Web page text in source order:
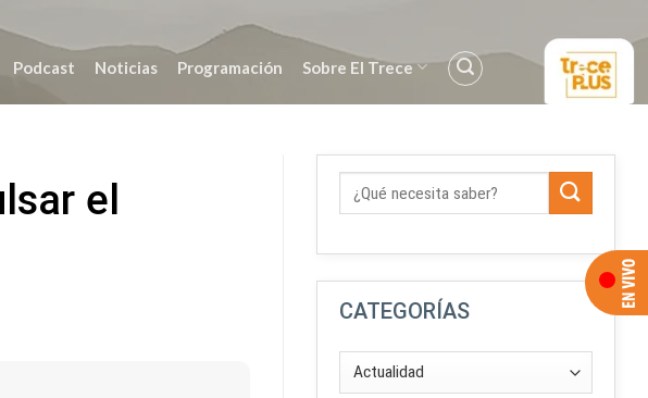
Podcast Noticias Programación Sobre El Trece
el
CATEGORÍAS